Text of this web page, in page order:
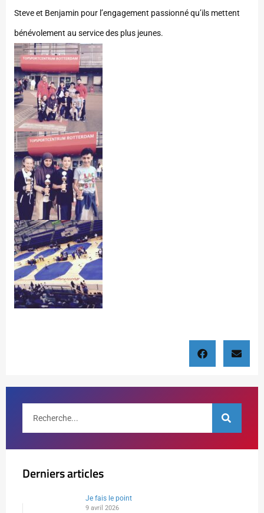
Steve et Benjamin pour l’engagement passionné qu’ils mettent
bénévolement au service des plus jeunes.
Derniers articles
Je fais le point
9 avril 2026